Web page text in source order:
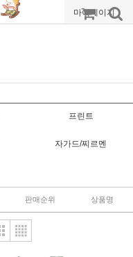
주문조회 마이페이지
프린트
자가드/찌르멘
판매순위 상품명